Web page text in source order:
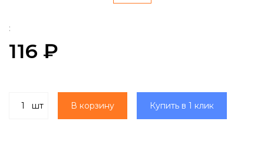
:
116 ₽
шт В корзину Купить в 1 клик